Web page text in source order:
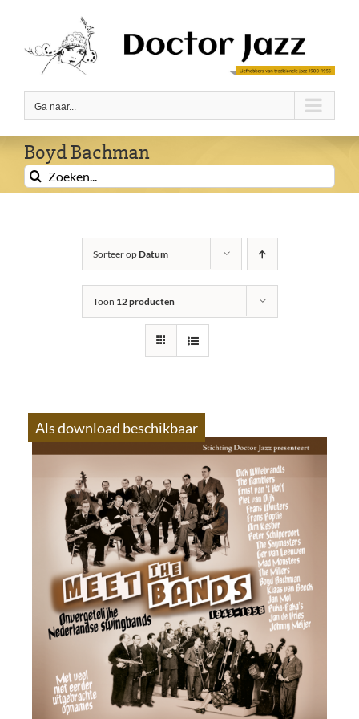
inhoud
Ga naar...
Boyd Bachman
Zoeken
naar:
Sorteer opDatum
Toon 12 producten
Als download beschikbaar